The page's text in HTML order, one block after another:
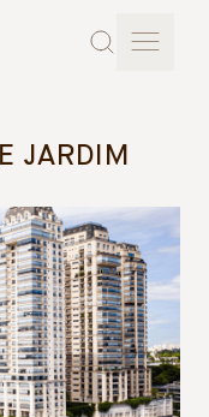
JARDIM